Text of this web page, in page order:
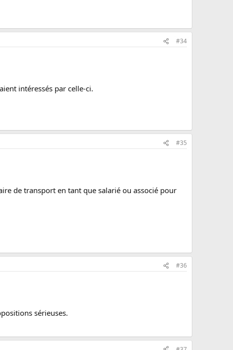
#34
intéressés par celle-ci.
#35
de transport en tant que salarié ou associé pour
#36
sérieuses.